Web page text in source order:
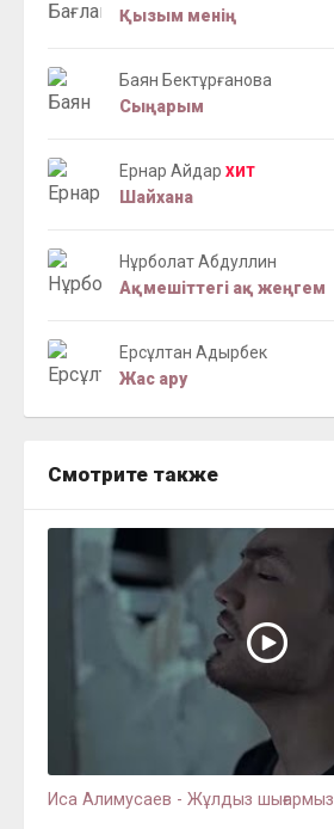
Қызым менің
Баян Бектұрғанова
Сыңарым
Ернар Айдар ХИТ
Шайхана
Нұрболат Абдуллин
Ақмешіттегі ақ жеңгем
Ерсұлтан Адырбек
Жас ару
Смотрите также
Иса Алимусаев - Жұлдыз шығармыз